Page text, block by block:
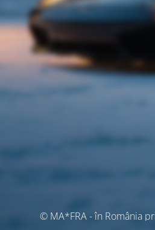
© MA*FRA - în România